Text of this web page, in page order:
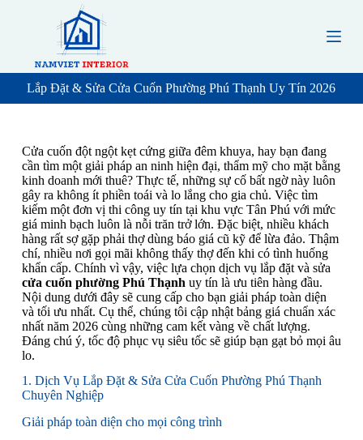
t
c
n
Lắp Đặt & Sửa Cửa Cuốn Phường Phú Thạnh Uy Tín 2026
Cửa cuốn đột ngột kẹt cứng giữa đêm khuya, hay bạn đang
cần tìm một giải pháp an ninh hiện đại, thẩm mỹ cho mặt bằng
kinh doanh mới thuê? Thực tế, những sự cố bất ngờ này luôn
gây ra không ít phiền toái và lo lắng cho gia chủ. Việc tìm
kiếm một đơn vị thi công uy tín tại khu vực Tân Phú với mức
giá minh bạch luôn là nỗi trăn trở lớn. Đặc biệt, nhiều khách
hàng rất sợ gặp phải thợ dùng báo giá cũ kỹ để lừa đảo. Thậm
chí, nhiều nơi gọi mãi không thấy thợ đến khi có tình huống
khẩn cấp. Chính vì vậy, việc lựa chọn dịch vụ lắp đặt và sửa
cửa cuốn phường Phú Thạnh uy tín là ưu tiên hàng đầu.
Nội dung dưới đây sẽ cung cấp cho bạn giải pháp toàn diện
và tối ưu nhất. Cụ thể, chúng tôi cập nhật bảng giá chuẩn xác
nhất năm 2026 cùng những cam kết vàng về chất lượng.
Đáng chú ý, tốc độ phục vụ siêu tốc sẽ giúp bạn gạt bỏ mọi âu
lo.
1. Dịch Vụ Lắp Đặt & Sửa Cửa Cuốn Phường Phú Thạnh
Chuyên Nghiệp
Giải pháp toàn diện cho mọi công trình